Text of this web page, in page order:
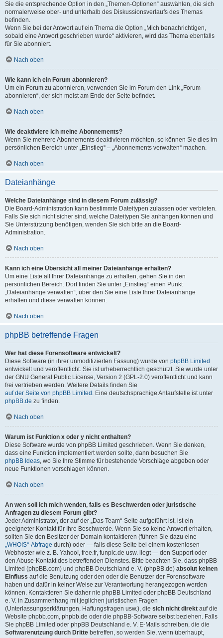
Sie die entsprechende Option in den „Themen-Optionen“ auswählen, die sich
normalerweise ober- und unterhalb des Diskussionsverlaufs des Themas
befinden.
Wenn Sie bei der Antwort auf ein Thema die Option „Mich benachrichtigen,
sobald eine Antwort geschrieben wurde“ aktivieren, wird das Thema ebenfalls
für Sie abonniert.
Nach oben
Wie kann ich ein Forum abonnieren?
Um ein Forum zu abonnieren, verwenden Sie im Forum den Link „Forum
abonnieren“, der sich meist am Ende der Seite befindet.
Nach oben
Wie deaktiviere ich meine Abonnements?
Wenn Sie mehrere Abonnements deaktivieren möchten, so können Sie dies im
persönlichen Bereich unter „Einstieg“ – „Abonnements verwalten“ machen.
Nach oben
Dateianhänge
Welche Dateianhänge sind in diesem Forum zulässig?
Die Board-Administration kann bestimmte Dateitypen zulassen oder verbieten.
Falls Sie sich nicht sicher sind, welche Dateitypen Sie anhängen können und
Sie Unterstützung benötigen, wenden Sie sich bitte an die Board-
Administration.
Nach oben
Kann ich eine Übersicht all meiner Dateianhänge erhalten?
Um eine Liste all Ihrer Dateianhänge zu erhalten, gehen Sie in den
persönlichen Bereich. Dort finden Sie unter „Einstieg“ einen Punkt
„Dateianhänge verwalten“, über den Sie eine Liste Ihrer Dateianhänge
erhalten und diese verwalten können.
Nach oben
phpBB betreffende Fragen
Wer hat diese Forensoftware entwickelt?
Diese Software (in ihrer unmodifizierten Fassung) wurde von phpBB Limited
entwickelt und veröffentlicht. Sie ist urheberrechtlich geschützt. Sie wurde unter
der GNU General Public License, Version 2 (GPL-2.0) veröffentlicht und kann
frei vertrieben werden. Weitere Details finden Sie
auf der Seite von phpBB Limited . Eine deutschsprachige Anlaufstelle ist unter
phpBB.de zu finden.
Nach oben
Warum ist Funktion x oder y nicht enthalten?
Diese Software wurde von phpBB Limited geschrieben. Wenn Sie denken,
dass eine Funktion implementiert werden sollte, dann besuchen Sie
phpBB Ideas, wo Sie Ihre Stimme für bestehende Vorschläge abgeben oder
neue Funktionen vorschlagen können.
Nach oben
An wen soll ich mich wenden, falls es Beschwerden oder juristische
Anfragen zu diesem Forum gibt?
Jeder Administrator, der auf der „Das Team“-Seite aufgeführt ist, ist ein
geeigneter Kontakt für Ihre Beschwerde. Wenn Sie so keine Antwort erhalten,
sollten Sie den Besitzer der Domain kontaktieren (führen Sie dazu eine
„WHOIS“-Abfrage durch) oder — falls diese Seite bei einem kostenlosen
Webhoster wie z. B. Yahoo!, free.fr, funpic.de usw. liegt — den Support oder
den Abuse-Kontakt des betreffenden Dienstes. Bitte beachten Sie, dass phpBB
Limited (phpBB.com) und phpBB Deutschland e. V. (phpBB.de) absolut keinen
Einfluss auf die Benutzung oder den oder die Benutzer der Forensoftware
haben und dafür in keiner Weise zur Verantwortung herangezogen werden
können. Kontaktieren Sie daher nie phpBB Limited oder phpBB Deutschland
e. V. in Zusammenhang mit jeglichen juristischen Fragen
(Unterlassungserklärungen, Haftungsfragen usw.), die sich nicht direkt auf die
Website phpbb.com, phpbb.de oder die phpBB-Software selbst beziehen. Falls
Sie phpBB Limited oder phpBB Deutschland e. V. E-Mails schreiben, die die
Softwarenutzung durch Dritte betreffen, so werden Sie, wenn überhaupt,